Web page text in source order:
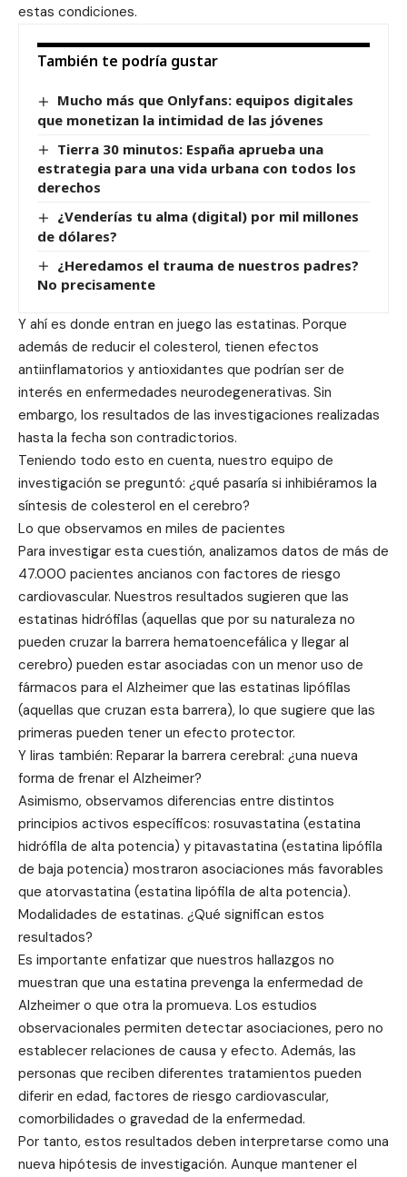
estas condiciones.
También te podría gustar
Mucho más que Onlyfans: equipos digitales
que monetizan la intimidad de las jóvenes
Tierra 30 minutos: España aprueba una
estrategia para una vida urbana con todos los
derechos
¿Venderías tu alma (digital) por mil millones
de dólares?
¿Heredamos el trauma de nuestros padres?
No precisamente
Y ahí es donde entran en juego las estatinas. Porque
además de reducir el colesterol, tienen efectos
antiinflamatorios y antioxidantes que podrían ser de
interés en enfermedades neurodegenerativas. Sin
embargo, los resultados de las investigaciones realizadas
hasta la fecha son contradictorios.
Teniendo todo esto en cuenta, nuestro equipo de
investigación se preguntó: ¿qué pasaría si inhibiéramos la
síntesis de colesterol en el cerebro?
Lo que observamos en miles de pacientes
Para investigar esta cuestión, analizamos datos de más de
47.000 pacientes ancianos con factores de riesgo
cardiovascular. Nuestros resultados sugieren que las
estatinas hidrófilas (aquellas que por su naturaleza no
pueden cruzar la barrera hematoencefálica y llegar al
cerebro) pueden estar asociadas con un menor uso de
fármacos para el Alzheimer que las estatinas lipófilas
(aquellas que cruzan esta barrera), lo que sugiere que las
primeras pueden tener un efecto protector.
Y liras también: Reparar la barrera cerebral: ¿una nueva
forma de frenar el Alzheimer?
Asimismo, observamos diferencias entre distintos
principios activos específicos: rosuvastatina (estatina
hidrófila de alta potencia) y pitavastatina (estatina lipófila
de baja potencia) mostraron asociaciones más favorables
que atorvastatina (estatina lipófila de alta potencia).
Modalidades de estatinas. ¿Qué significan estos
resultados?
Es importante enfatizar que nuestros hallazgos no
muestran que una estatina prevenga la enfermedad de
Alzheimer o que otra la promueva. Los estudios
observacionales permiten detectar asociaciones, pero no
establecer relaciones de causa y efecto. Además, las
personas que reciben diferentes tratamientos pueden
diferir en edad, factores de riesgo cardiovascular,
comorbilidades o gravedad de la enfermedad.
Por tanto, estos resultados deben interpretarse como una
nueva hipótesis de investigación. Aunque mantener el